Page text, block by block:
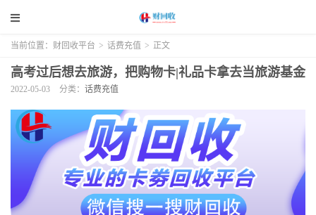
当前位置： 财回收平台 > 话费充值 > 正文
高考过后想去旅游，把购物卡|礼品卡拿去当旅游基金
2022-05-03 分类： 话费充值